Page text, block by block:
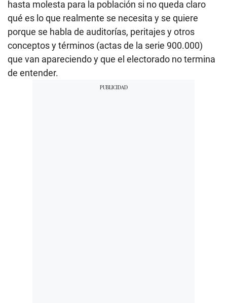
hasta molesta para la población si no queda claro
qué es lo que realmente se necesita y se quiere
porque se habla de auditorías, peritajes y otros
conceptos y términos (actas de la serie 900.000)
que van apareciendo y que el electorado no termina
de entender.